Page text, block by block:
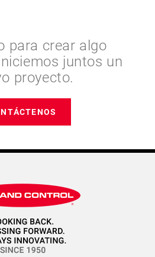
para crear algo
juntos un
proyecto.